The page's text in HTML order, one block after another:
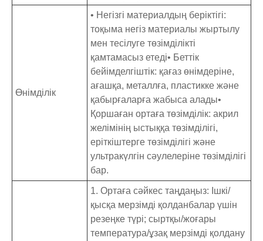
Өнімділік
• Негізгі материалдың беріктігі:
тоқыма негіз материалы жыртылу
мен тесілуге ​​төзімділікті
қамтамасыз етеді• Беттік
бейімделгіштік: қағаз өнімдеріне,
ағашқа, металлға, пластикке және
қабырғаларға жабыса алады•
Қоршаған ортаға төзімділік: акрил
желімінің ыстыққа төзімділігі,
еріткіштерге төзімділігі және
ультракүлгін сәулелеріне төзімділігі
бар.
1. Ортаға сәйкес таңдаңыз: Ішкі/
қысқа мерзімді қолданбалар үшін
резеңке түрі; сыртқы/жоғары
температура/ұзақ мерзімді қолдану